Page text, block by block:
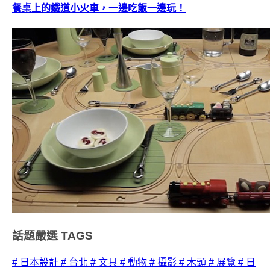
餐桌上的鐵道小火車，一邊吃飯一邊玩！
話題嚴選 TAGS
# 日本設計 # 台北 # 文具 # 動物 # 攝影 # 木頭 # 展覽 # 日